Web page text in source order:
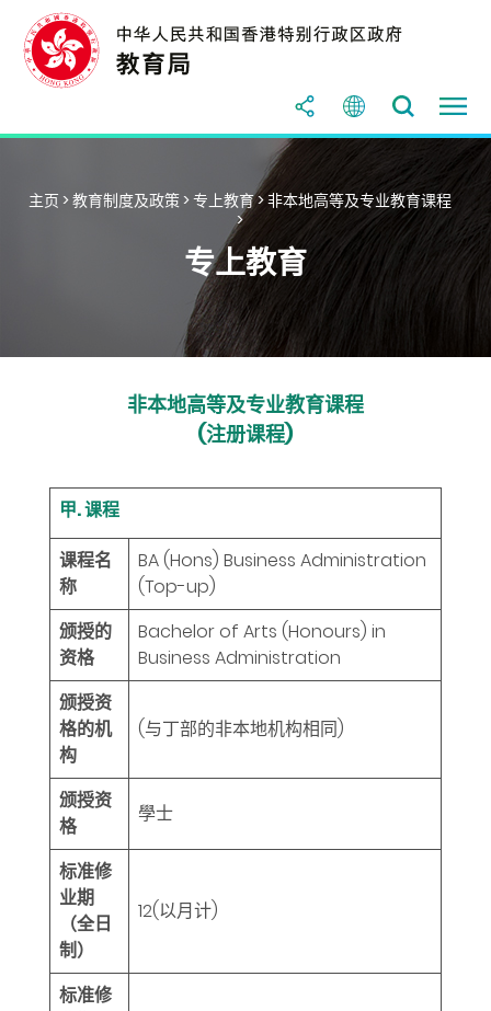
主页 >教育制度及政策 >专上教育>非本地高等及专业教育课程
>
专上教育
非本地高等及专业教育课程
(注册课程)
甲. 课程
课程名
称
BA (Hons) Business Administration
(Top-up)
颁授的
资格
Bachelor of Arts (Honours) in
Business Administration
颁授资
格的机
构
(与丁部的非本地机构相同)
颁授资
格
學士
标准修
业期
（全日
制）
12(以月计)
标准修